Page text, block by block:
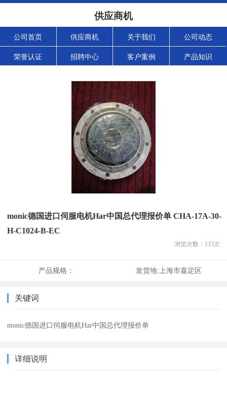
供应商机
公司首页 供应商机 关于我们 公司动态
荣誉认证 招聘中心 客户案例 产品知识
monic德国进口伺服电机Har中国总代理报价单 CHA-17A-30-
H-C1024-B-EC
浏览次数： 133次
产品规格： 发货地: 上海市嘉定区
关键词
monic德国进口伺服电机Har中国总代理报价单
详细说明